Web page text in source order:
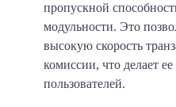
пропускной
модульности. Это
высокую скорость
комиссии, что делает
пользователей.